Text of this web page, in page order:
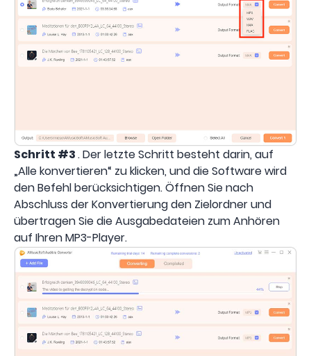
Schritt #3. Der letzte Schritt besteht darin, auf
„Alle konvertieren“ zu klicken, und die Software wird
den Befehl berücksichtigen. Öffnen Sie nach
Abschluss der Konvertierung den Zielordner und
übertragen Sie die Ausgabedateien zum Anhören
auf Ihren MP3-Player.